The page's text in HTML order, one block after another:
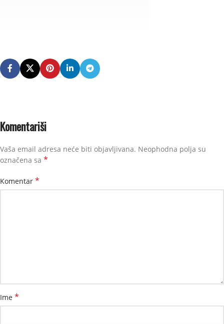
Komentariši
Vaša email adresa neće biti objavljivana. Neophodna polja su
označena sa *
Komentar *
Ime *